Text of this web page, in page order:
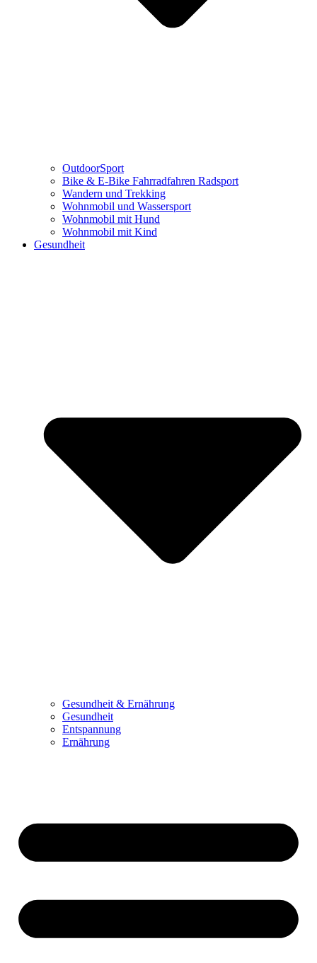
OutdoorSport
Bike & E-Bike Fahrradfahren Radsport
Wandern und Trekking
Wohnmobil und Wassersport
Wohnmobil mit Hund
Wohnmobil mit Kind
Gesundheit
Gesundheit & Ernährung
Gesundheit
Entspannung
Ernährung